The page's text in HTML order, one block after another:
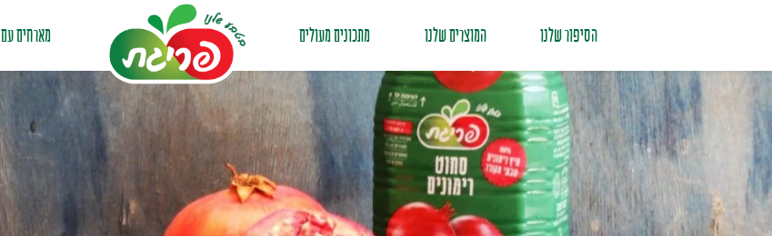
הסיפור שלנו המוצרים שלנו מתכונים מעולים מארחים